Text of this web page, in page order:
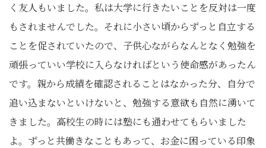
く友人もいました。私は大学に行きたいことを反対は一度
もされませんでした。それに小さい頃からずっと自立する
ことを促されていたので、子供心ながらなんとなく勉強を
頑張っていい学校に入らなければという使命感があったん
です。親から成績を確認されることはなかった分、自分で
追い込まないといけないと、勉強する意欲も自然に湧いて
きました。高校生の時には塾にも通わせてもらいました
よ。ずっと共働きなこともあって、お金に困っている印象